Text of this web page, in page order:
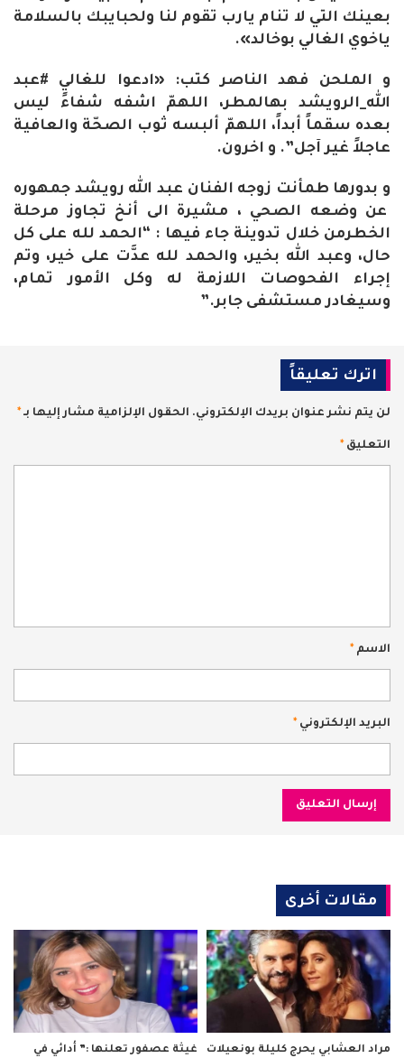
بعينك التي لا تنام يارب تقوم لنا ولحبايبك بالسلامة
ياخوي الغالي بوخالد».
و الملحن فهد الناصر كتب: «ادعوا للغالي #عبد
الله_الرويشد بهالمطر، اللهمّ اشفه شفاءً ليس
بعده سقماً أبداً، اللهمّ ألبسه ثوب الصحّة والعافية
عاجلاً غير آجل”. و اخرون.
و بدورها طمأنت زوجه الفنان عبد الله رويشد جمهوره
عن وضعه الصحي ، مشيرة الى أنخ تجاوز مرحلة
الخطرمن خلال تدوينة جاء فيها : “الحمد لله على كل
حال، وعبد الله بخير، والحمد لله عدَّت على خير، وتم
إجراء الفحوصات اللازمة له وكل الأمور تمام،
وسيغادر مستشفى جابر.”
اترك تعليقاً
لن يتم نشر عنوان بريدك الإلكتروني. الحقول الإلزامية مشار إليها بـ*
التعليق*
الاسم*
البريد الإلكتروني*
مقالات أخرى
مراد العشابي يحرج كليلة بونعيلات
غيثة عصفور تعلنها :” أدائي في